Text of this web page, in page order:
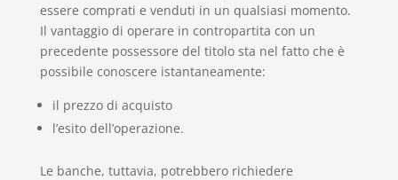
essere comprati e venduti in un qualsiasi momento.
Il vantaggio di operare in contropartita con un
precedente possessore del titolo sta nel fatto che è
possibile conoscere istantaneamente:
il prezzo di acquisto
l’esito dell’operazione.
Le banche, tuttavia, potrebbero richiedere